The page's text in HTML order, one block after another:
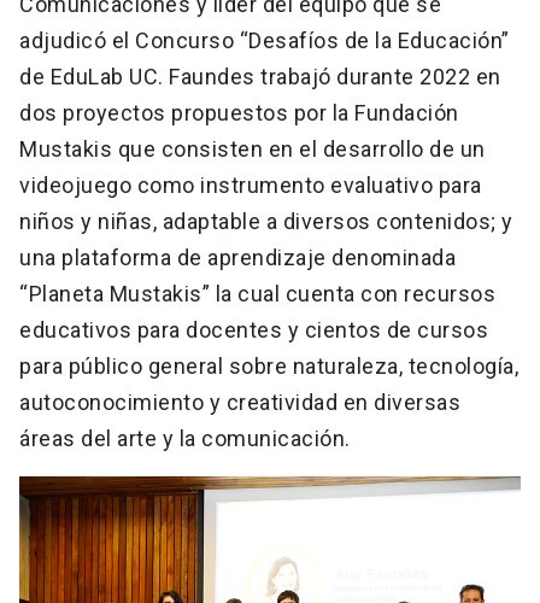
adjudicó el Concurso “Desafíos de la Educación”
de EduLab UC. Faundes trabajó durante 2022 en
dos proyectos propuestos por la Fundación
Mustakis que consisten en el desarrollo de un
videojuego como instrumento evaluativo para
niños y niñas, adaptable a diversos contenidos; y
una plataforma de aprendizaje denominada
“Planeta Mustakis” la cual cuenta con recursos
educativos para docentes y cientos de cursos
para público general sobre naturaleza, tecnología,
autoconocimiento y creatividad en diversas
áreas del arte y la comunicación.